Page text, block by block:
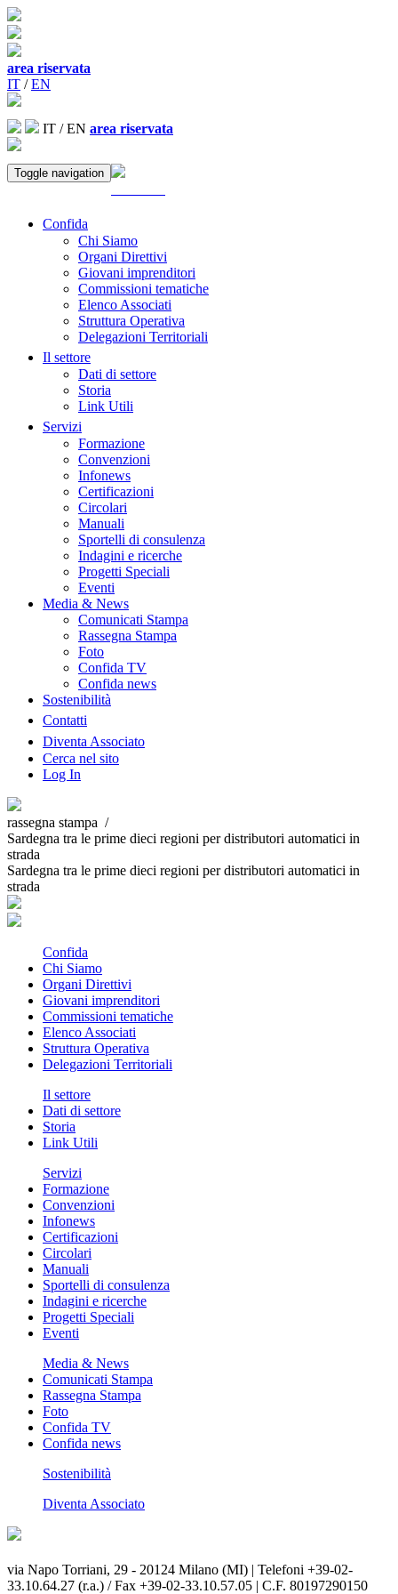
area riservata
IT /EN
IT /EN area riservata
Toggle navigation
Confida
Chi Siamo
Organi Direttivi
Giovani imprenditori
Commissioni tematiche
Elenco Associati
Struttura Operativa
Delegazioni Territoriali
Il settore
Dati di settore
Storia
Link Utili
Servizi
Formazione
Convenzioni
Infonews
Certificazioni
Circolari
Manuali
Sportelli di consulenza
Indagini e ricerche
Progetti Speciali
Eventi
Media & News
Comunicati Stampa
Rassegna Stampa
Foto
Confida TV
Confida news
Sostenibilità
Contatti
Diventa Associato
Cerca nel sito
Log In
rassegna stampa /
Sardegna tra le prime dieci regioni per distributori automatici in
strada
Sardegna tra le prime dieci regioni per distributori automatici in
strada
Confida
Chi Siamo
Organi Direttivi
Giovani imprenditori
Commissioni tematiche
Elenco Associati
Struttura Operativa
Delegazioni Territoriali
Il settore
Dati di settore
Storia
Link Utili
Servizi
Formazione
Convenzioni
Infonews
Certificazioni
Circolari
Manuali
Sportelli di consulenza
Indagini e ricerche
Progetti Speciali
Eventi
Media & News
Comunicati Stampa
Rassegna Stampa
Foto
Confida TV
Confida news
Sostenibilità
Diventa Associato
via Napo Torriani, 29 - 20124 Milano (MI) | Telefoni +39-02-
33.10.64.27 (r.a.) / Fax +39-02-33.10.57.05 | C.F. 80197290150